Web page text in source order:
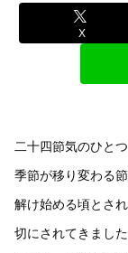
X
二十四節気のひと
季節が移り変わる
解け始める頃とさ
切にされてきまし